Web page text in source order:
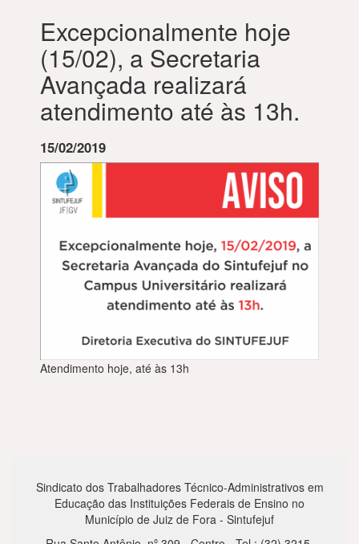
Excepcionalmente hoje
(15/02), a Secretaria
Avançada realizará
atendimento até às 13h.
15/02/2019
Atendimento hoje, até às 13h
Sindicato dos Trabalhadores Técnico-Administrativos em
Educação das Instituições Federais de Ensino no
Município de Juiz de Fora - Sintufejuf